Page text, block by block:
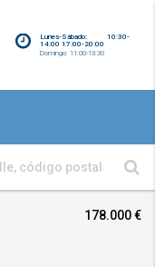
Lunes-Sábado: 10:30-
14:00 17:00-20:00
Domingo: 11:00-13:30
178.000 €